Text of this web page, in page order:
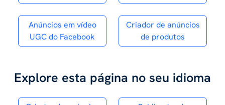
Anúncios em vídeo
UGC do Facebook
Criador de anúncios
de produtos
Explore esta página no seu idioma